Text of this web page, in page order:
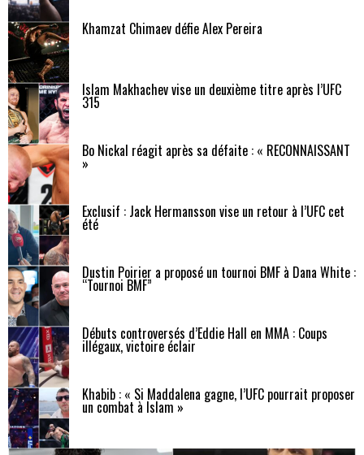
Khamzat Chimaev défie Alex Pereira
Islam Makhachev vise un deuxième titre après l’UFC
315
Bo Nickal réagit après sa défaite : « RECONNAISSANT
»
Exclusif : Jack Hermansson vise un retour à l’UFC cet
été
Dustin Poirier a proposé un tournoi BMF à Dana White :
“Tournoi BMF”
Débuts controversés d’Eddie Hall en MMA : Coups
illégaux, victoire éclair
Khabib : « Si Maddalena gagne, l’UFC pourrait proposer
un combat à Islam »